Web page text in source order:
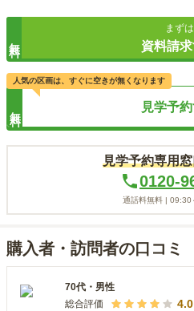
まずは
資料請
見学予
人気の区画は、すぐに空きが無くなります
見学予約専用
0120-
通話料無料 | 09:30
購入者・訪問者の口コミ
70代 ・ 男性
総合評価
4.0